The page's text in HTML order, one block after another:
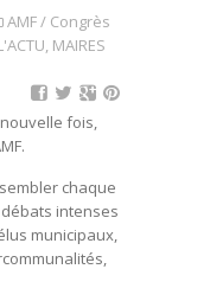
AMF / Congrès
, MAIRES
nouvelle fois,
chaque
intenses
municipaux,